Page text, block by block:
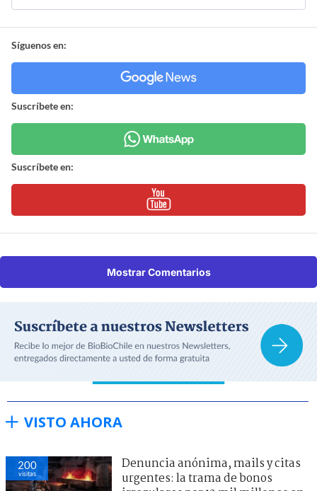
Síguenos en:
Suscríbete en:
Suscríbete en:
Mostrar Comentarios
VISTO AHORA
200
visitas
Denuncia anónima, mails y citas
urgentes: la trama de bonos